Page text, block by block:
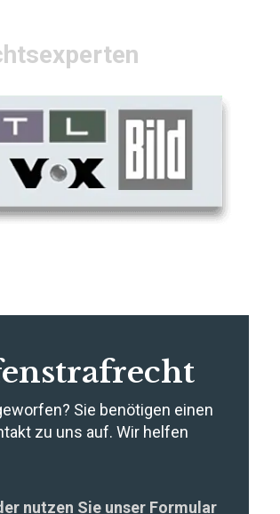
Sie benötigen einen
zu uns auf. Wir helfen
nutzen Sie unser Formular